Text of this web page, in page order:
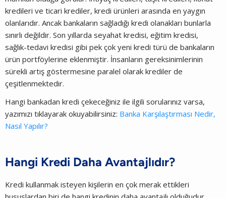
kredileri ve ticari krediler, kredi ürünleri arasında en yaygın
olanlarıdır. Ancak bankaların sağladığı kredi olanakları bunlarla
sınırlı değildir. Son yıllarda seyahat kredisi, eğitim kredisi,
sağlık-tedavi kredisi gibi pek çok yeni kredi türü de bankaların
ürün portföylerine eklenmiştir. İnsanların gereksinimlerinin
sürekli artış göstermesine paralel olarak krediler de
çeşitlenmektedir.
Hangi bankadan kredi çekeceğiniz ile ilgili sorularınız varsa,
yazımızı tıklayarak okuyabilirsiniz: Banka Karşılaştırması Nedir,
Nasıl Yapılır?
Hangi Kredi Daha Avantajlıdır?
Kredi kullanmak isteyen kişilerin en çok merak ettikleri